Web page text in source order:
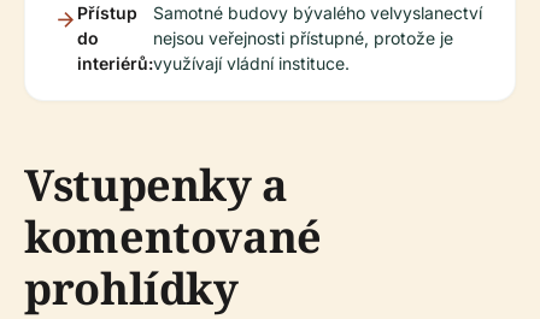
Přístup
do
interiérů:
Samotné budovy bývalého velvyslanectví
nejsou veřejnosti přístupné, protože je
využívají vládní instituce.
Vstupenky a
komentované
prohlídky